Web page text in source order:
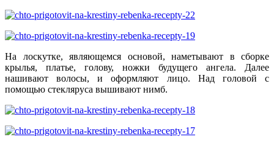
На лоскутке, являющемся основой, наметывают в сборке
крылья, платье, голову, ножки будущего ангела. Далее
нашивают волосы, и оформляют лицо. Над головой с
помощью стекляруса вышивают нимб.